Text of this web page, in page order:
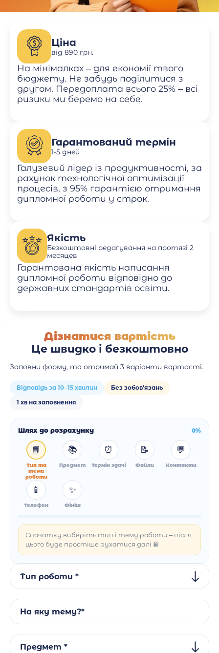
Ціна
від 890 грн.
На мінімалках – для економії твого
бюджету. Не забудь поділитися з
другом. Передоплата всього 25% – всі
ризики ми беремо на себе.
Гарантований термін
1-5 дней
Галузевий лідер із продуктивності, за
рахунок технологічної оптимізації
процесів, з 95% гарантією отримання
дипломної роботи у строк.
Якість
Безкоштовні редагування на протязі 2
месяцев
Гарантована якість написання
дипломної роботи відповідно до
державних стандартів освіти.
Дізнатися вартість
Це швидко і безкоштовно
Заповни форму, та отримай 3 варіанти вартості.
Відповідь за 10–15 хвилин
Без зобов'язань
1 хв на заповнення
Шлях до розрахунку 0%
📘
Тип та
тема
роботи
📚
Предмет
⏰
Термін здачі
📝
Файли
💬
Контакти
📱
Телефон
✨
Фініш
Спочатку виберіть тип і тему роботи – після
цього буде простіше рухатися далі 📘
Тип роботи *
На яку тему?*
Предмет *